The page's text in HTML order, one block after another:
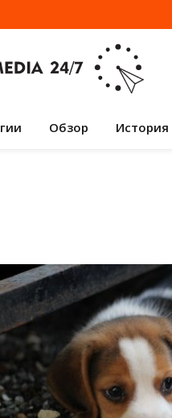
Обзор История